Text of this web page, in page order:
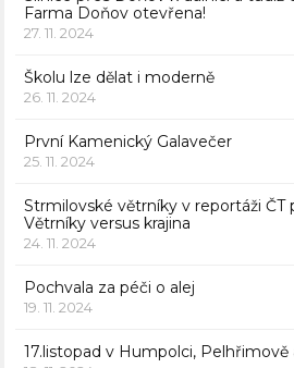
Farma Doňov otevřena!
27. 11. 2024
Školu lze dělat i moderně
26. 11. 2024
První Kamenický Galavečer
25. 11. 2024
Strmilovské větrníky v reportáži ČT
Větrníky versus krajina
24. 11. 2024
Pochvala za péči o alej
19. 11. 2024
17.listopad v Humpolci, Pelhřimově